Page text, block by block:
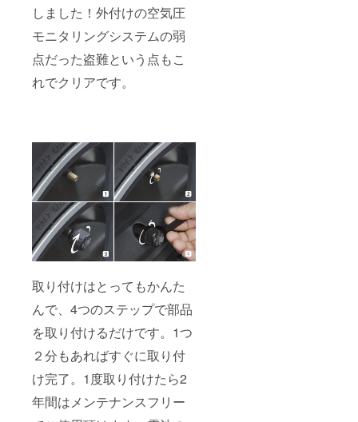
しました！外付けの空気圧
モニタリングシステムの弱
点だった盗難という点もこ
れでクリアです。
取り付けはとってもかんた
んで、4つのステップで部品
を取り付けるだけです。1つ
２分もあればすぐに取り付
け完了。1度取り付けたら2
年間はメンテナンスフリー